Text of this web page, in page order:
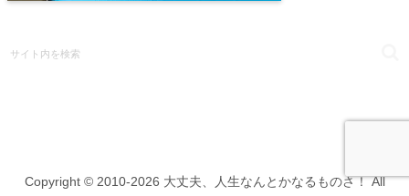
Copyright © 2010-2026 大丈夫、人生なんとかなるものさ！ All